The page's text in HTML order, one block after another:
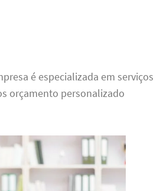
é especializada em serviços
orçamento personalizado